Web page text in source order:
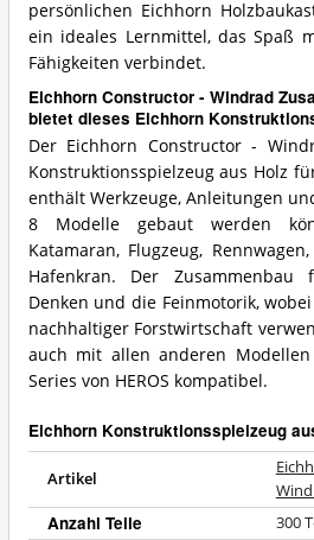
persönlichen Eichhorn
ein ideales Lernmittel, das Spaß
Fähigkeiten verbindet.
Eichhorn Constructor - Windrad
bietet dieses Eichhorn
Der Eichhorn Constructor -
Konstruktionsspielzeug aus Holz
enthält Werkzeuge, Anleitungen
8 Modelle gebaut werden
Katamaran, Flugzeug,
Hafenkran. Der
Denken und die Feinmotorik,
nachhaltiger Forstwirtschaft
auch mit allen anderen
Series von HEROS kompatibel.
Eichhorn Konstruktionsspielzeug
Artikel
Anzahl Teile 300